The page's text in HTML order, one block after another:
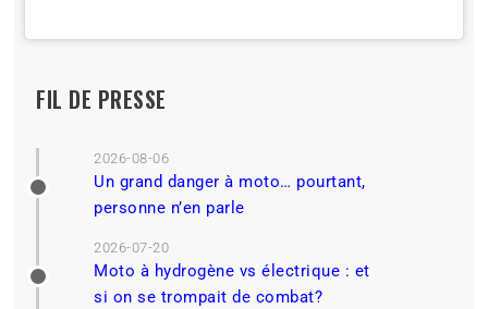
FIL DE PRESSE
2026-08-06
Un grand danger à moto… pourtant,
personne n’en parle
2026-07-20
Moto à hydrogène vs électrique : et
si on se trompait de combat?